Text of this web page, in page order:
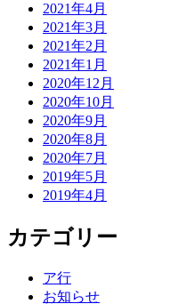
2021年4月
2021年3月
2021年2月
2021年1月
2020年12月
2020年10月
2020年9月
2020年8月
2020年7月
2019年5月
2019年4月
カテゴリー
ア行
お知らせ